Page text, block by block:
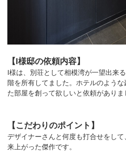
【I様邸の依頼内容】
I様は、別荘として相模湾が一望出来
階を所有してました。ホテルのよう
た部屋を創って欲しいと依頼がありま
【こだわりのポイント】
デザイナーさんと何度も打合せをし
来上がった傑作です。